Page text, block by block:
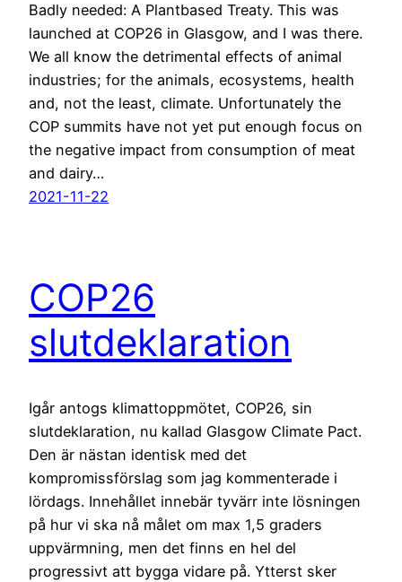
Badly needed: A Plantbased Treaty. This was
launched at COP26 in Glasgow, and I was there.
We all know the detrimental effects of animal
industries; for the animals, ecosystems, health
and, not the least, climate. Unfortunately the
COP summits have not yet put enough focus on
the negative impact from consumption of meat
and dairy…
2021-11-22
COP26
slutdeklaration
Igår antogs klimattoppmötet, COP26, sin
slutdeklaration, nu kallad Glasgow Climate Pact.
Den är nästan identisk med det
kompromissförslag som jag kommenterade i
lördags. Innehållet innebär tyvärr inte lösningen
på hur vi ska nå målet om max 1,5 graders
uppvärmning, men det finns en hel del
progressivt att bygga vidare på. Ytterst sker